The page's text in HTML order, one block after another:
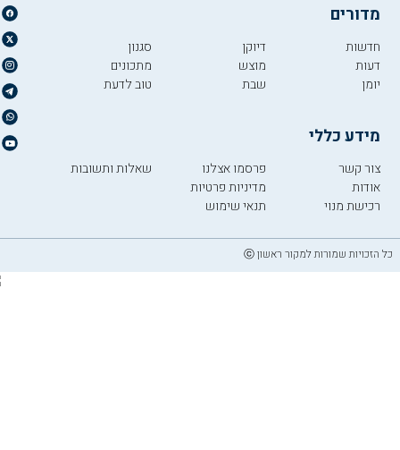
מדורים
חדשות
דעות
יומן
דיוקן
מוצש
שבת
סגנון
מתכונים
טוב לדעת
מידע כללי
צור קשר
אודות
רכישת מנוי
פרסמו אצלנו
מדיניות פרטיות
תנאי שימוש
שאלות ותשובות
כל הזכויות שמורות למקור ראשון ⓒ